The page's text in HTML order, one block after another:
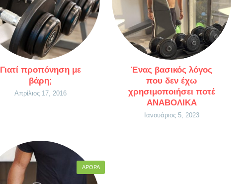
Γιατί προπόνηση με
βάρη;
Απρίλιος 17, 2016
Ένας βασικός λόγος
που δεν έχω
χρησιμοποιήσει ποτέ
ΑΝΑΒΟΛΙΚΑ
Ιανουάριος 5, 2023
ΆΡΘΡΑ